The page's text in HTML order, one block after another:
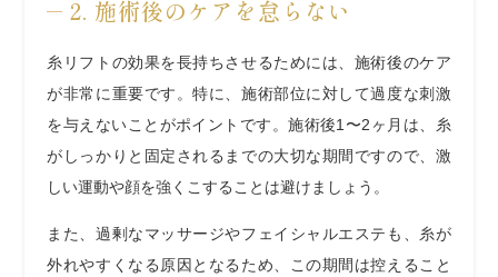
2. 施術後のケアを怠らない
糸リフトの効果を長持ちさせるためには、施術後のケア
が非常に重要です。特に、施術部位に対して過度な刺激
を与えないことがポイントです。施術後1〜2ヶ月は、糸
がしっかりと固定されるまでの大切な期間ですので、激
しい運動や顔を強くこすることは避けましょう。
また、過剰なマッサージやフェイシャルエステも、糸が
外れやすくなる原因となるため、この期間は控えること